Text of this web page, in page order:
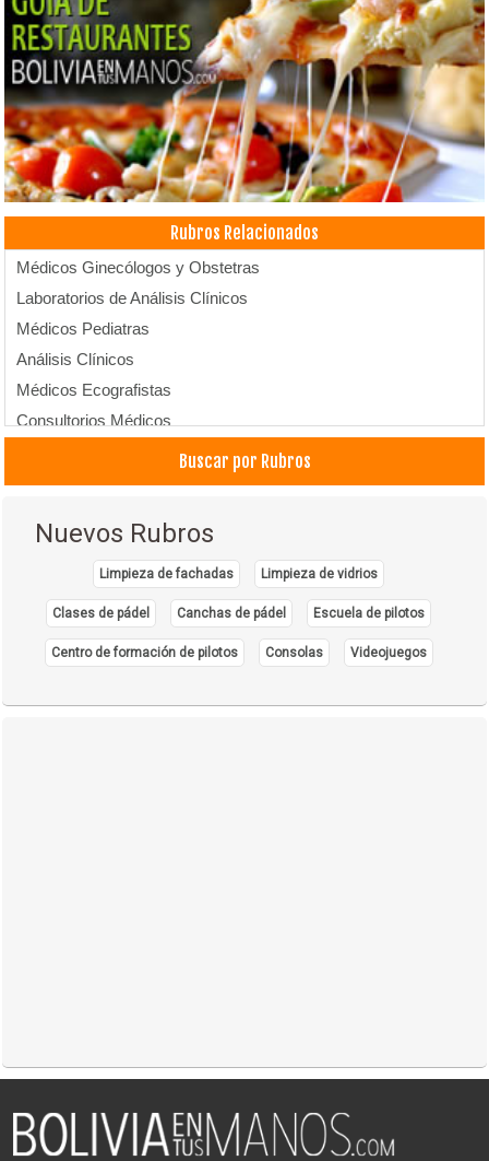
Rubros Relacionados
Médicos Ginecólogos y Obstetras
Laboratorios de Análisis Clínicos
Médicos Pediatras
Análisis Clínicos
Médicos Ecografistas
Consultorios Médicos
Salud Sexual y Reproductiva
Control de Embarazo
Buscar por Rubros
Nuevos Rubros
Limpieza de fachadas Limpieza de vidrios
Clases de pádel Canchas de pádel Escuela de pilotos
Centro de formación de pilotos Consolas Videojuegos